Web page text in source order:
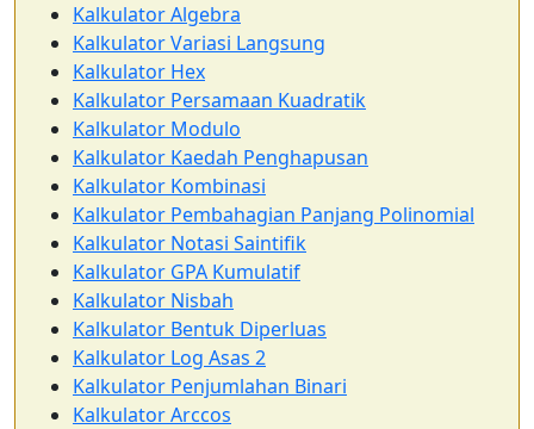
Kalkulator Algebra
Kalkulator Variasi Langsung
Kalkulator Hex
Kalkulator Persamaan Kuadratik
Kalkulator Modulo
Kalkulator Kaedah Penghapusan
Kalkulator Kombinasi
Kalkulator Pembahagian Panjang Polinomial
Kalkulator Notasi Saintifik
Kalkulator GPA Kumulatif
Kalkulator Nisbah
Kalkulator Bentuk Diperluas
Kalkulator Log Asas 2
Kalkulator Penjumlahan Binari
Kalkulator Arccos